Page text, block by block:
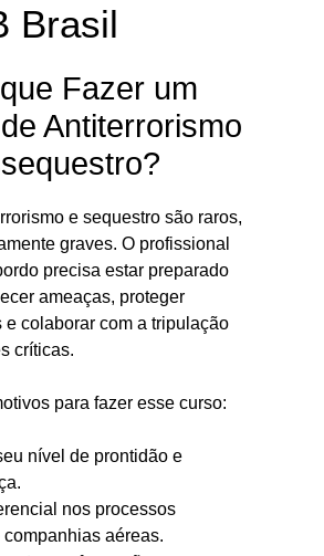
Brasil
Fazer um
Antiterrorismo
e sequestro são raros,
graves. O profissional
precisa estar preparado
ameaças, proteger
e colaborar com a tripulação
críticas.
para fazer esse curso:
nível de prontidão e
nos processos
aéreas.